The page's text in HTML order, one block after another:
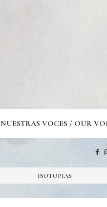
NUESTRAS VOCES / OUR
ISOTOPIAS